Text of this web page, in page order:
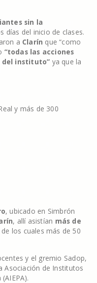
sin la
días del inicio de clases.
a Clarín que “como
“todas las acciones
del instituto” ya que la
y más de 300
, ubicado en Simbrón
, allí asistían más de
los cuales más de 50
y el gremio Sadop,
Asociación de Institutos